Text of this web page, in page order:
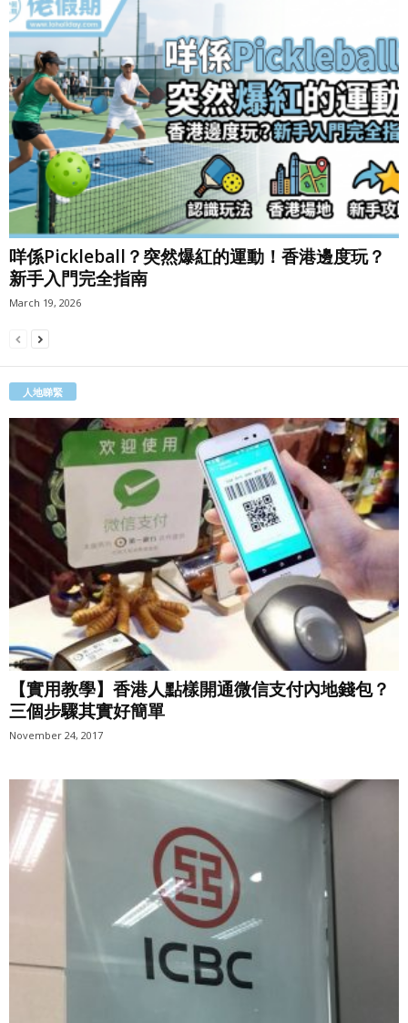
咩係Pickleball？突然爆紅的運動！香港邊度玩？
新手入門完全指南
March 19, 2026
人地睇緊
【實用教學】香港人點樣開通微信支付內地錢包？
三個步驟其實好簡單
November 24, 2017